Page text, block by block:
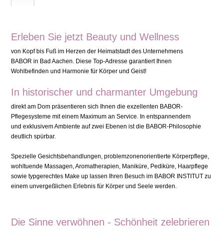
Erleben Sie jetzt Beauty und Wellness
von Kopf bis Fuß im Herzen der Heimatstadt des Unternehmens
BABOR in Bad Aachen. Diese Top-Adresse garantiert Ihnen
Wohlbefinden und Harmonie für Körper und Geist!
In historischer und charmanter Umgebung
direkt am Dom präsentieren sich Ihnen die exzellenten BABOR-
Pflegesysteme mit einem Maximum an Service. In entspannendem
und exklusivem Ambiente auf zwei Ebenen ist die BABOR-Philosophie
deutlich spürbar.
Spezielle Gesichtsbehandlungen, problemzonenorientierte Körperpflege,
wohltuende Massagen, Aromatherapien, Maniküre, Pediküre, Haarpflege
sowie typgerechtes Make up lassen Ihren Besuch im BABOR INSTITUT zu
einem unvergeßlichen Erlebnis für Körper und Seele werden.
Die Sinne verwöhnen - Schönheit zelebrieren